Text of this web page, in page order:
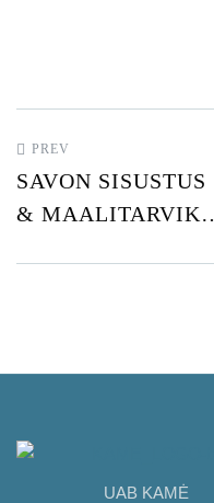
PREV
SAVON SISUSTUS
& MAALITARVIKE
UAB KAMĖ